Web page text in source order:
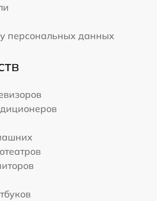
персональных данных